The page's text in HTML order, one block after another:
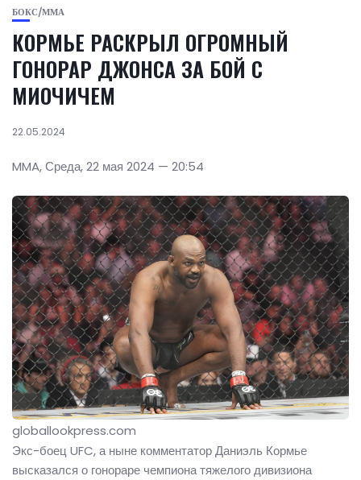
БОКС/ММА
КОРМЬЕ РАСКРЫЛ ОГРОМНЫЙ
ГОНОРАР ДЖОНСА ЗА БОЙ С
МИОЧИЧЕМ
22.05.2024
MMA, Среда, 22 мая 2024 — 20:54
globallookpress.com
Экс-боец UFC, а ныне комментатор Даниэль Кормье
высказался о гонораре чемпиона тяжелого дивизиона